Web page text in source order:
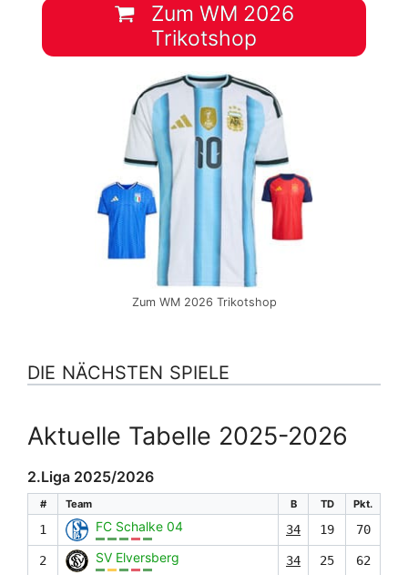
Zum WM 2026
Trikotshop
Zum WM 2026 Trikotshop
DIE NÄCHSTEN SPIELE
Aktuelle Tabelle 2025-2026
2.Liga 2025/2026
# Team B TD Pkt.
1 FC Schalke 04 34 19 70
2 SV Elversberg 34 25 62